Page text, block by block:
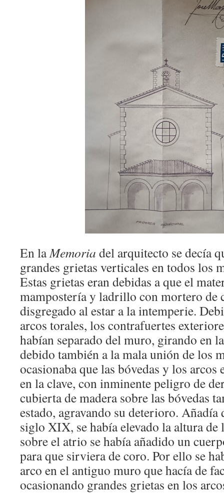
En laMemoria del arquitecto se decía
grandes grietas verticales en todos los
Estas grietas eran debidas a que el
mampostería y ladrillo con mortero de
disgregado al estar a la intemperie.
arcos torales, los contrafuertes
habían separado del muro, girando en
debido también a la mala unión de los
ocasionaba que las bóvedas y los
en la clave, con inminente peligro de
cubierta de madera sobre las bóvedas
estado, agravando su deterioro. Añadía
siglo XIX, se había elevado la altura de
sobre el atrio se había añadido un
para que sirviera de coro. Por ello se
arco en el antiguo muro que hacía de
ocasionando grandes grietas en los